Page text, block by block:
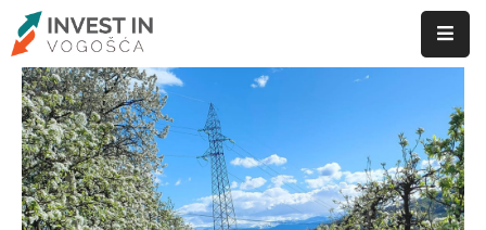
ID
Vogošće
Privreda
Vogošća